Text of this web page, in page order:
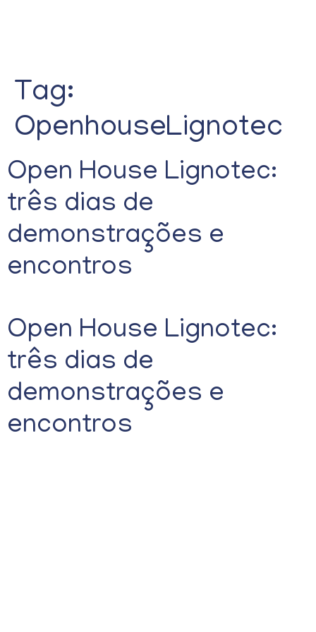
Tag:
OpenhouseLignotec
Open House Lignotec:
três dias de
demonstrações e
encontros
Open House Lignotec:
três dias de
demonstrações e
encontros